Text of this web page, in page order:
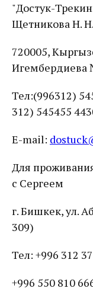
"Достук-
Щетникова Н. Н.
720005,
Игембердиева
Тел:(996312)
312) 545455
E-mail:
Для
с Сергеем
г. Бишкек, ул.
309)
Тел: +996 312
+996 550 810